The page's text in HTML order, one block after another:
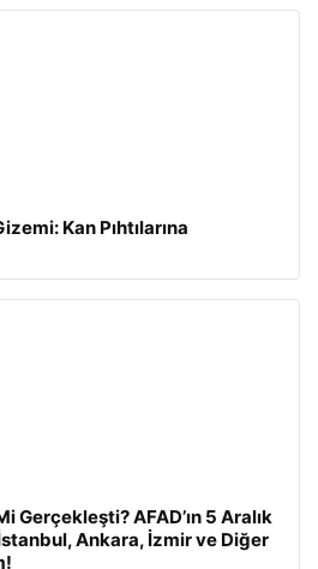
Kan Pıhtılarına
Gerçekleşti? AFAD’ın 5 Aralık
Ankara, İzmir ve Diğer